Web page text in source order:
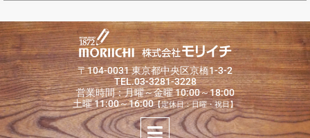
〒104-0031 東京都中央区京橋1-3-2
TEL.03-3281-3228
営業時間：月曜～金曜 10:00～18:00
土曜 11:00～16:00【定休日：日曜・祝日】